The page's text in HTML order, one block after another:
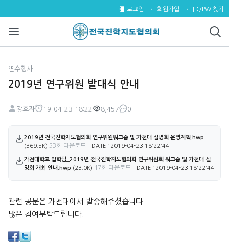
2019년 연구위원 발대식 안내 >
로그인 회원가입 ID/PW 찾기
연수행사
2019년 연구위원 발대식 안내
페이지 정보
강효자
19-04-23 18:22
8,457
댓글
0
첨부파일
2019년 전국진학지도협의회 연구위원워크숍 및 가천대 설명회 운영계획.hwp
(369.5K) 53회 다운로드 DATE : 2019-04-23 18:22:44
가천대학교 입학팀_2019년 전국진학지도협의회 연구위원회 워크숍 및 가천대 설
명회 개최 안내.hwp (23.0K) 17회 다운로드 DATE : 2019-04-23 18:22:44
본문
관련 공문은 가천대에서 발송해주셨습니다.
많은 참여부탁드립니다.